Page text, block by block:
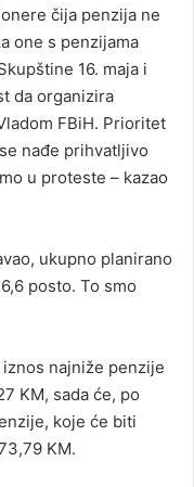
čija penzija ne
one s penzijama
16. maja i
da organizira
FBiH. Prioritet
nađe prihvatljivo
u proteste – kazao
ukupno planirano
posto. To smo
najniže penzije
KM, sada će, po
koje će biti
KM.